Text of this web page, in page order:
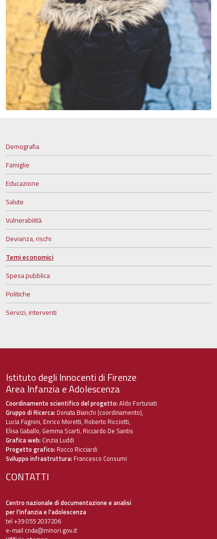
Demografia
Famiglie
Educazione
Salute
Vulnerabilità
Devianza, rischi
Temi economici
Spesa pubblica
Politiche
Servizi, interventi
Istituto degli Innocenti di Firenze
Area Infanzia e Adolescenza
Coordinamento scientifico del progetto:Aldo Fortunati
Gruppo di Ricerca: Donata Bianchi (coordinamento),
Lucia Fagnini, Enrico Moretti, Roberto Ricciotti,
Elisa Gaballo, Gemma Scarti, Riccardo De Santis
Grafica web: Cinzia Luddi
Progetto grafico: Rocco Ricciardi
Sviluppo infrastruttura: Francesco Consumi
CONTATTI
Centro nazionale di documentazione e analisi
per l'infanzia e l'adolescenza
tel +39 055 2037206
e-mail cnda@minori.gov.it